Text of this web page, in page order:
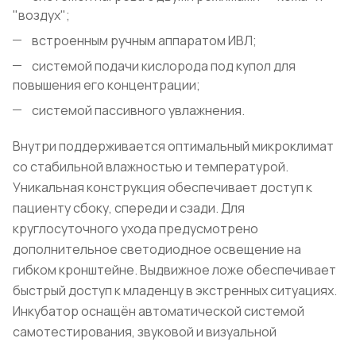
"воздух";
встроенным ручным аппаратом ИВЛ;
системой подачи кислорода под купол для
повышения его концентрации;
системой пассивного увлажнения.
Внутри поддерживается оптимальный микроклимат
со стабильной влажностью и температурой.
Уникальная конструкция обеспечивает доступ к
пациенту сбоку, спереди и сзади. Для
круглосуточного ухода предусмотрено
дополнительное светодиодное освещение на
гибком кронштейне. Выдвижное ложе обеспечивает
быстрый доступ к младенцу в экстренных ситуациях.
Инкубатор оснащён автоматической системой
самотестирования, звуковой и визуальной